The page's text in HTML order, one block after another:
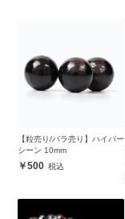
【粒売り/バラ売り】ハイパー
シーン 10mm
500